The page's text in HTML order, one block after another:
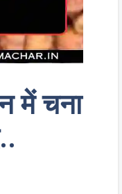
में चना